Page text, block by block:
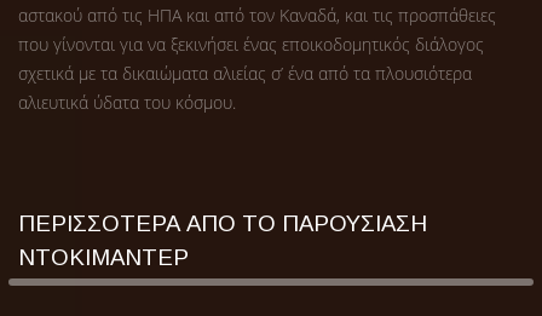
αστακού από τις ΗΠΑ και από τον Καναδά, και τις προσπάθειες
που γίνονται για να ξεκινήσει ένας εποικοδομητικός διάλογος
σχετικά με τα δικαιώματα αλιείας σ’ ένα από τα πλουσιότερα
αλιευτικά ύδατα του κόσμου.
ΠΕΡΙΣΣΟΤΕΡΑ ΑΠΟ ΤΟ ΠΑΡΟΥΣΙΑΣΗ
ΝΤΟΚΙΜΑΝΤΕΡ